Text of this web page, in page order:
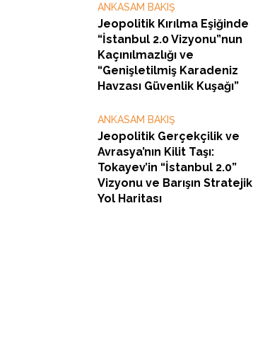
ANKASAM BAKIŞ
Jeopolitik Kırılma Eşiğinde
“İstanbul 2.0 Vizyonu”nun
Kaçınılmazlığı ve
“Genişletilmiş Karadeniz
Havzası Güvenlik Kuşağı”
ANKASAM BAKIŞ
Jeopolitik Gerçekçilik ve
Avrasya’nın Kilit Taşı:
Tokayev’in “İstanbul 2.0”
Vizyonu ve Barışın Stratejik
Yol Haritası